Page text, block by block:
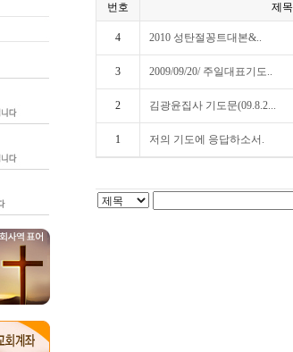
번호 제목
4 2010 성탄절꽁트대본&..
3 2009/09/20/ 주일대표기도..
2 김광윤집사 기도문(09.8.2...
1 저의 기도에 응답하소서.